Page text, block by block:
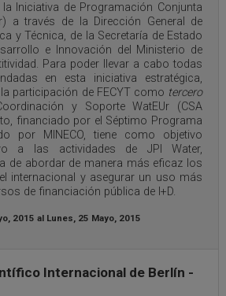
Iniciativa de Programación Conjunta
a través de la Dirección General de
y Técnica, de la Secretaría de Estado
e Innovación del Ministerio de
Para poder llevar a cabo todas
en esta iniciativa estratégica,
participación de FECYT como tercero
y Soporte WatEUr (CSA
financiado por el Séptimo Programa
por MINECO, tiene como objetivo
a las actividades de JPI Water,
de abordar de manera más eficaz los
internacional y asegurar un uso más
de financiación pública de I+D.
2015 al Lunes, 25 Mayo, 2015
Internacional de Berlín -